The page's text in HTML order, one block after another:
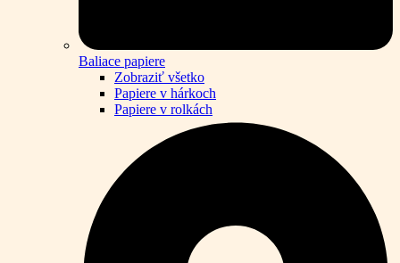
Baliace papiere
Zobraziť všetko
Papiere v hárkoch
Papiere v rolkách